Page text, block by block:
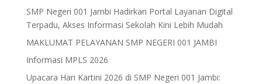
SMP Negeri 001 Jambi Hadirkan Portal Layanan Digital
Terpadu, Akses Informasi Sekolah Kini Lebih Mudah
MAKLUMAT PELAYANAN SMP NEGERI 001 JAMBI
Informasi MPLS 2026
Upacara Hari Kartini 2026 di SMP Negeri 001 Jambi: